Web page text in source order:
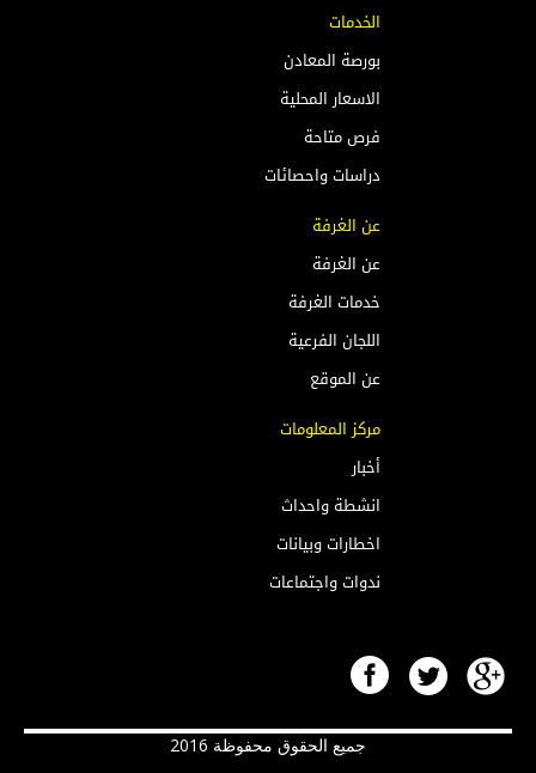
الخدمات
بورصة المعادن
الاسعار المحلية
فرص متاحة
دراسات واحصائات
عن الغرفة
عن الغرفة
خدمات الغرفة
اللجان الفرعية
عن الموقع
مركز المعلومات
أخبار
انشطة واحداث
اخطارات وبيانات
ندوات واجتماعات
جميع الحقوق محفوظة 2016